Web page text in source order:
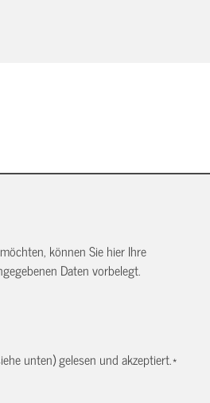
können Sie hier Ihre
Daten vorbelegt.
unten) gelesen und akzeptiert.*